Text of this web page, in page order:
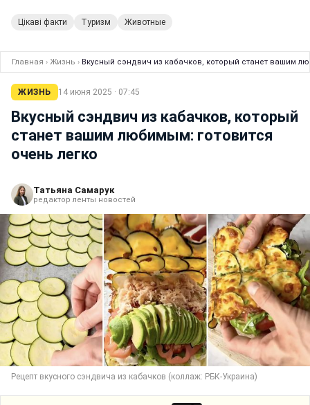
Цікаві факти Туризм Животные
Главная › Жизнь › Вкусный сэндвич из кабачков, который станет вашим
ЖИЗНЬ 14 июня 2025 · 07:45
Вкусный сэндвич из кабачков, который
станет вашим любимым: готовится
очень легко
Татьяна Самарук
редактор ленты новостей
Рецепт вкусного сэндвича из кабачков (коллаж: РБК-Украина)